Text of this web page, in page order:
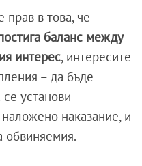
прав в това, че
баланс между
интерес, интересите
– да бъде
установи
наказание, и
обвиняемия.